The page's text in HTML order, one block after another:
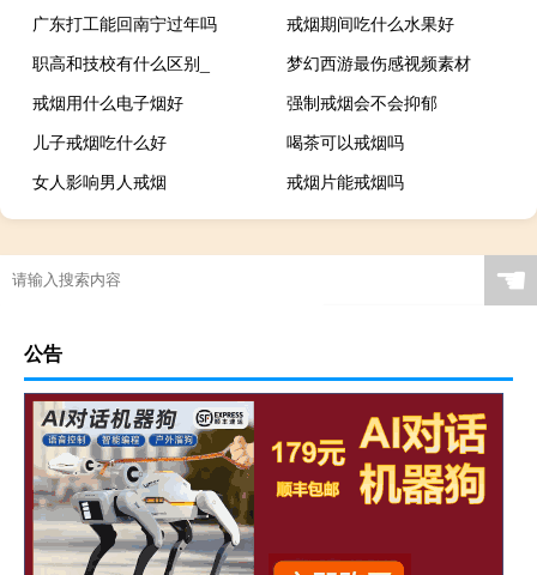
广东打工能回南宁过年吗
戒烟期间吃什么水果好
职高和技校有什么区别_
梦幻西游最伤感视频素材
戒烟用什么电子烟好
强制戒烟会不会抑郁
儿子戒烟吃什么好
喝茶可以戒烟吗
女人影响男人戒烟
戒烟片能戒烟吗
☚
公告